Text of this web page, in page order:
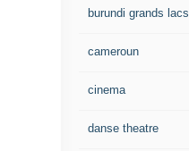
burundi grands lacs
cameroun
cinema
danse theatre